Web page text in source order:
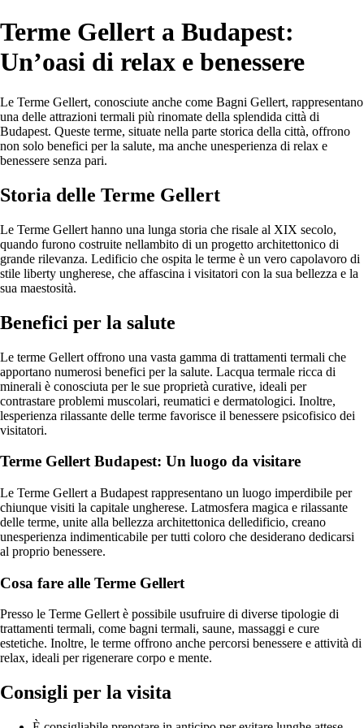
Terme Gellert a Budapest:
Un’oasi di relax e benessere
Le Terme Gellert, conosciute anche come Bagni Gellert, rappresentano
una delle attrazioni termali più rinomate della splendida città di
Budapest. Queste terme, situate nella parte storica della città, offrono
non solo benefici per la salute, ma anche unesperienza di relax e
benessere senza pari.
Storia delle Terme Gellert
Le Terme Gellert hanno una lunga storia che risale al XIX secolo,
quando furono costruite nellambito di un progetto architettonico di
grande rilevanza. Ledificio che ospita le terme è un vero capolavoro di
stile liberty ungherese, che affascina i visitatori con la sua bellezza e la
sua maestosità.
Benefici per la salute
Le terme Gellert offrono una vasta gamma di trattamenti termali che
apportano numerosi benefici per la salute. Lacqua termale ricca di
minerali è conosciuta per le sue proprietà curative, ideali per
contrastare problemi muscolari, reumatici e dermatologici. Inoltre,
lesperienza rilassante delle terme favorisce il benessere psicofisico dei
visitatori.
Terme Gellert Budapest: Un luogo da visitare
Le Terme Gellert a Budapest rappresentano un luogo imperdibile per
chiunque visiti la capitale ungherese. Latmosfera magica e rilassante
delle terme, unite alla bellezza architettonica delledificio, creano
unesperienza indimenticabile per tutti coloro che desiderano dedicarsi
al proprio benessere.
Cosa fare alle Terme Gellert
Presso le Terme Gellert è possibile usufruire di diverse tipologie di
trattamenti termali, come bagni termali, saune, massaggi e cure
estetiche. Inoltre, le terme offrono anche percorsi benessere e attività di
relax, ideali per rigenerare corpo e mente.
Consigli per la visita